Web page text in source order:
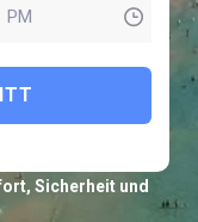
Sicherheit und